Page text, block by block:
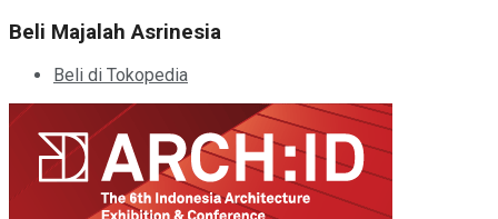
Beli Majalah Asrinesia
Beli di Tokopedia